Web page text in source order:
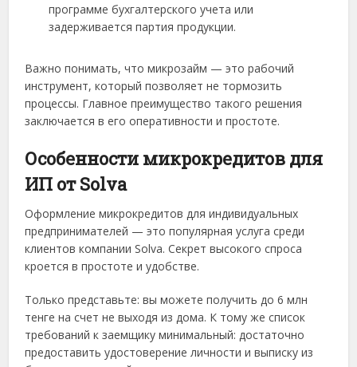
программе бухгалтерского учета или
задерживается партия продукции.
Важно понимать, что микрозайм — это рабочий
инструмент, который позволяет не тормозить
процессы. Главное преимущество такого решения
заключается в его оперативности и простоте.
Особенности микрокредитов для
ИП от Solva
Оформление микрокредитов для индивидуальных
предпринимателей — это популярная услуга среди
клиентов компании Solva. Секрет высокого спроса
кроется в простоте и удобстве.
Только представьте: вы можете получить до 6 млн
тенге на счет не выходя из дома. К тому же список
требований к заемщику минимальный: достаточно
предоставить удостоверение личности и выписку из